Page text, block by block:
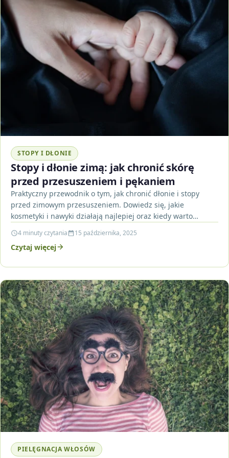
STOPY I DŁONIE
Stopy i dłonie zimą: jak chronić skórę
przed przesuszeniem i pękaniem
Praktyczny przewodnik o tym, jak chronić dłonie i stopy
przed zimowym przesuszeniem. Dowiedz się, jakie
kosmetyki i nawyki działają najlepiej oraz kiedy warto
4 minuty czytania 15 października, 2025
Czytaj więcej
PIELĘGNACJA WŁOSÓW